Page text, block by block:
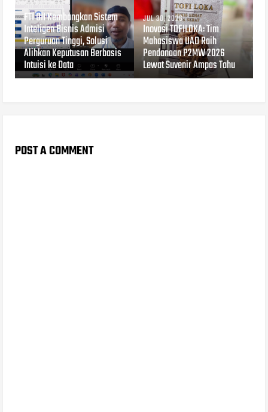
JUL 30, 2026
FTI UII Kembangkan Sistem
Inteligen Bisnis Admisi
Perguruan Tinggi, Solusi
Alihkan Keputusan Berbasis
Intuisi ke Data
JUL 30, 2026
Inovasi TOFILOKA: Tim
Mahasiswa UAD Raih
Pendanaan P2MW 2026
Lewat Suvenir Ampas Tahu
POST A COMMENT